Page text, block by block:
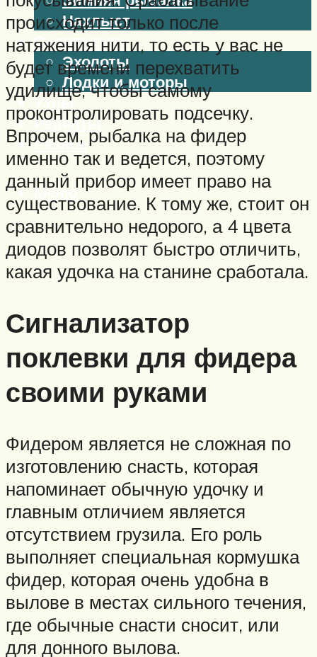
Нахлыст
Снаряжение
Эхолоты
Лодки и моторы
Узлы
Рецепты
Разное
Меню
происходит только после
натяжения нити, то есть у вас не
будет времени перехватить
удилище, чтобы самому
проконтролировать подсечку.
Впрочем, рыбалка на фидер
именно так и ведется, поэтому
данный прибор имеет право на
существование. К тому же, стоит он
сравнительно недорого, а 4 цвета
диодов позволят быстро отличить,
какая удочка на станине сработала.
Сигнализатор
поклевки для фидера
своими руками
Фидером является не сложная по
изготовлению снасть, которая
напоминает обычную удочку и
главным отличием является
отсутствием грузила. Его роль
выполняет специальная кормушка
фидер, которая очень удобна в
вылове в местах сильного течения,
где обычные снасти сносит, или
для донного вылова.